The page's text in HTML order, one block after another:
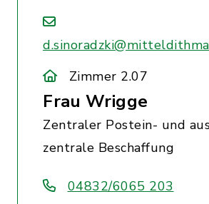
Zimmer 2.07
Frau Wrigge
Zentraler Postein- und
zentrale Beschaffung
04832/6065 203